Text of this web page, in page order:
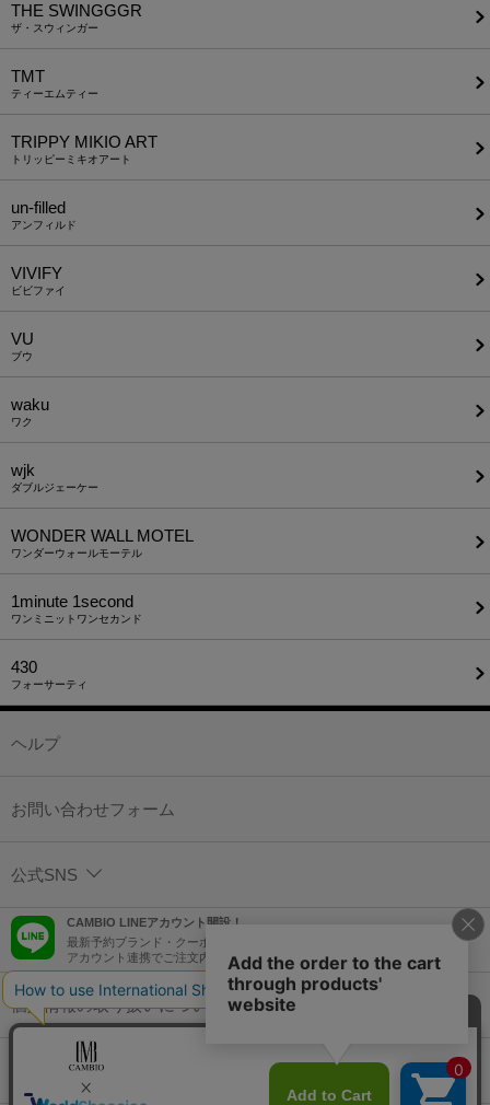
THE SWINGGGR
ザ・スウィンガー
TMT
ティーエムティー
TRIPPY MIKIO ART
トリッピーミキオアート
un-filled
アンフィルド
VIVIFY
ビビファイ
VU
ブウ
waku
ワク
wjk
ダブルジェーケー
WONDER WALL MOTEL
ワンダーウォールモーテル
1minute​ 1second
ワンミニットワンセカンド
430
フォーサーティ
ヘルプ
お問い合わせフォーム
公式SNS
CAMBIO LINEアカウント開設！
最新予約ブランド・クーポン情報などを配信！
アカウント連携でご注文内容をLINEでも確認可能！
個人情報の取り扱いについて
特定商取引法に基づく表示